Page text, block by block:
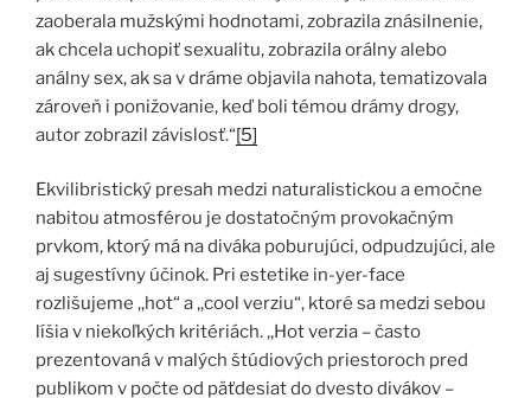
zaoberala mužskými hodnotami, zobrazila znásilnenie,
ak chcela uchopiť sexualitu, zobrazila orálny alebo
análny sex, ak sa v dráme objavila nahota, tematizovala
zároveň i ponižovanie, keď boli témou drámy drogy,
autor zobrazil závislosť.“[5]
Ekvilibristický presah medzi naturalistickou a emočne
nabitou atmosférou je dostatočným provokačným
prvkom, ktorý má na diváka poburujúci, odpudzujúci, ale
aj sugestívny účinok. Pri estetike in-yer-face
rozlišujeme ,,hot“ a ,,cool verziu“, ktoré sa medzi sebou
líšia v niekoľkých kritériách. ,,Hot verzia – často
prezentovaná v malých štúdiových priestoroch pred
publikom v počte od päťdesiat do dvesto divákov –